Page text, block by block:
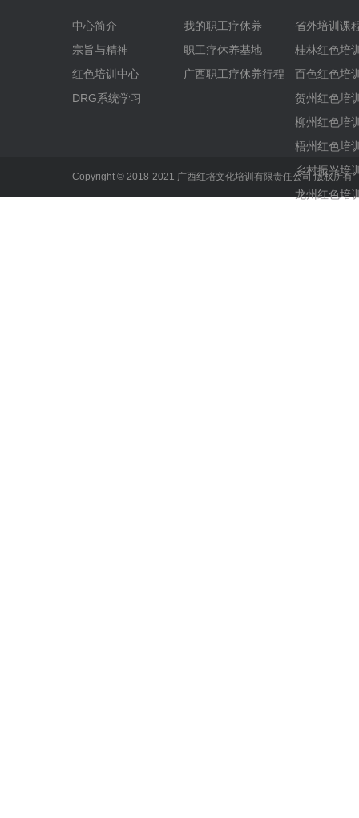
中心简介
宗旨与精神
红色培训中心
DRG系统学习
我的职工疗休养
职工疗休养基地
广西职工疗休养行程
省外培训课
桂林红色培
百色红色培
贺州红色培
柳州红色培
梧州红色培
乡村振兴培
龙州红色培
Copyright © 2018-2021 广西红培文化培训有限责任公司 版权所